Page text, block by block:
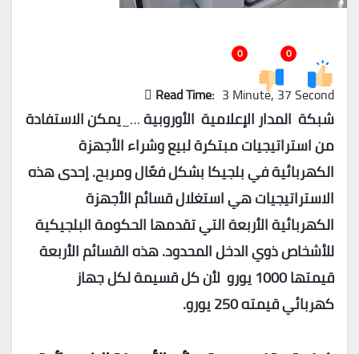
0
0
Read Time: 3 Minute, 37 Second
شبكة المدار الإعلامية الأوروبية…_ يمكن الاستفادة
من استراتيجيات مبتكرة لبيع وشراء الأجهزة
الكهربائية في بلجيكا بشكل فعّال ومربح. إحدى هذه
الاستراتيجيات هي استغلال قسائم الأجهزة
الكهربائية الأربعة التي تقدمها الحكومة البلجيكية
للأشخاص ذوي الدخل المحدود. هذه القسائم الأربعة
قيمتها 1000 يورو لأن كل قسيمة لكل جهاز
كهربائي قيمته 250 يورو.